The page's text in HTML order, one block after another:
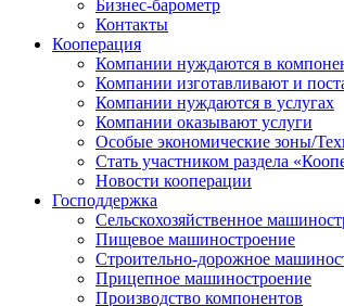
Бизнес-барометр
Контакты
Кооперация
Компании нуждаются в
Компании изготавливают и
Компании нуждаются в услугах
Компании оказывают услуги
Особые экономические зоны/
Стать участником раздела
Новости кооперации
Господдержка
Сельскохозяйственное
Пищевое машиностроение
Строительно-дорожное
Прицепное машиностроение
Производство компонентов